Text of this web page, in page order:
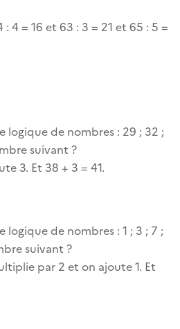
: 4 = 16 et 63 : 3 = 21 et 65 : 5 =
logique de nombres : 29 ; 32 ;
suivant ?
3. Et 38 + 3 = 41.
logique de nombres : 1 ; 3 ; 7 ;
suivant ?
par 2 et on ajoute 1. Et